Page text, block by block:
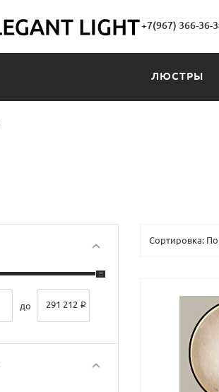
+7(967) 366-36-
ЛЮСТРЫ
до 291 212 ₽